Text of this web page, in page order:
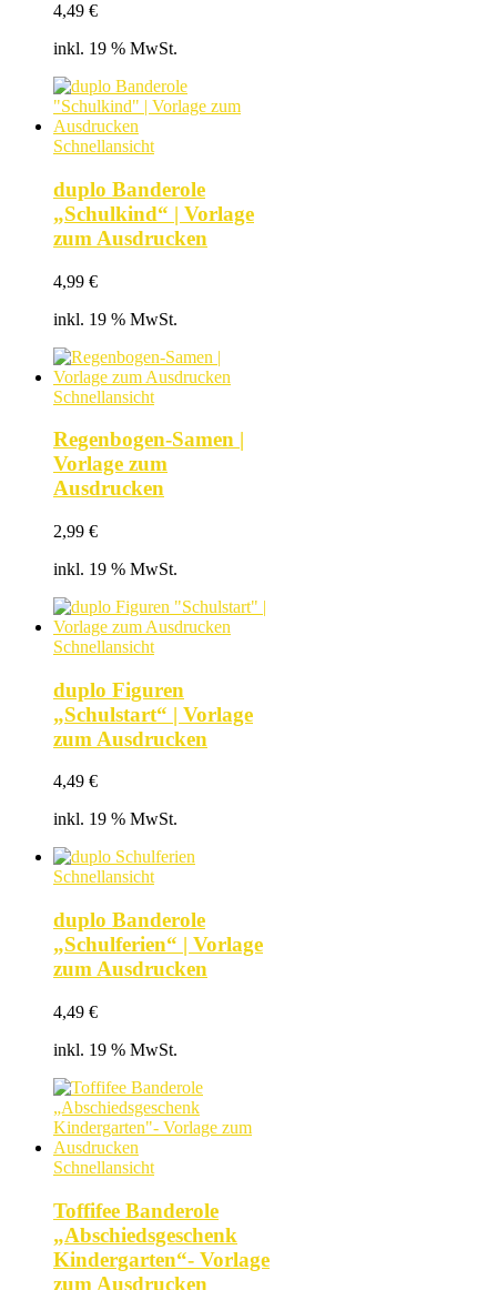
4,49 €
inkl. 19 % MwSt.
Schnellansicht
duplo Banderole
„Schulkind“ | Vorlage
zum Ausdrucken
4,99 €
inkl. 19 % MwSt.
Schnellansicht
Regenbogen-Samen |
Vorlage zum
Ausdrucken
2,99 €
inkl. 19 % MwSt.
Schnellansicht
duplo Figuren
„Schulstart“ | Vorlage
zum Ausdrucken
4,49 €
inkl. 19 % MwSt.
Schnellansicht
duplo Banderole
„Schulferien“ | Vorlage
zum Ausdrucken
4,49 €
inkl. 19 % MwSt.
Schnellansicht
Toffifee Banderole
„Abschiedsgeschenk
Kindergarten“- Vorlage
zum Ausdrucken